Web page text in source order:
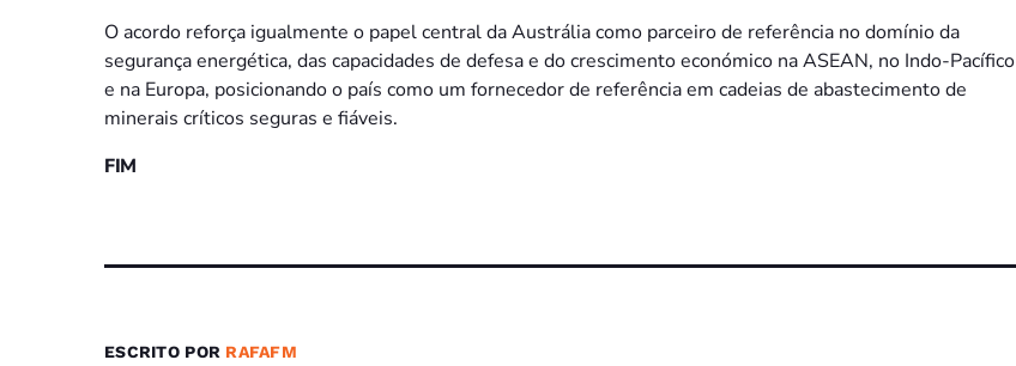
O acordo reforça igualmente o papel central da Austrália como parceiro de referência no domínio da
segurança energética, das capacidades de defesa e do crescimento económico na ASEAN, no Indo-Pacífico
e na Europa, posicionando o país como um fornecedor de referência em cadeias de abastecimento de
minerais críticos seguras e fiáveis.
FIM
ESCRITO POR RAFAFM